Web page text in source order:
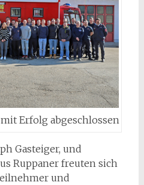
Erfolg abgeschlossen
Gasteiger, und
Ruppaner freuten sich
und